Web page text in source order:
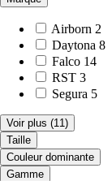
Airborn 2
Daytona 8
Falco 14
RST 3
Segura 5
Voir plus (11)
Taille
Couleur dominante
Gamme